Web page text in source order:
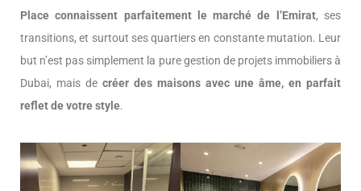
Place connaissent parfaitement le marché de l’Emirat, ses
transitions, et surtout ses quartiers en constante mutation. Leur
but n’est pas simplement la pure gestion de projets immobiliers à
Dubai, mais de créer des maisons avec une âme, en parfait
reflet de votre style.